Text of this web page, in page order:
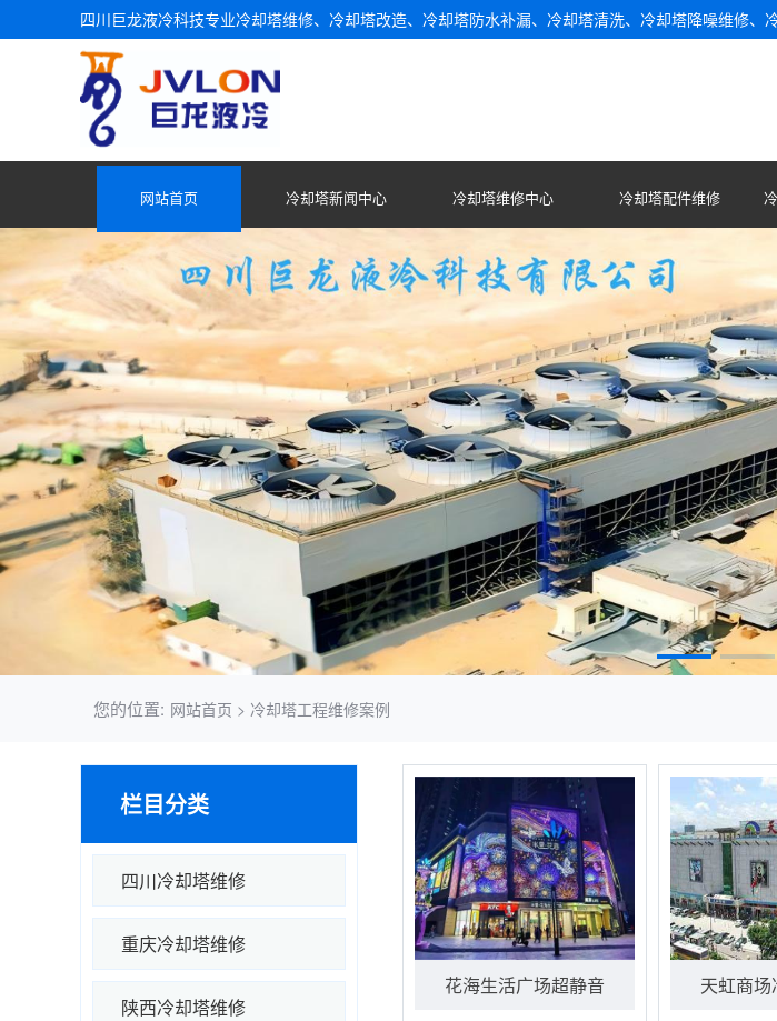
四川巨龙液冷科技专业冷却塔维修、冷却塔改造、冷却塔防水补漏、冷却塔清洗、冷却塔降噪维修、
网站首页 冷却塔新闻中心 冷却塔维修中心 冷却塔配件维修
您的位置: 网站首页 > 冷却塔工程维修案例
栏目分类
四川冷却塔维修
重庆冷却塔维修
陕西冷却塔维修
花海生活广场超静音 天虹商